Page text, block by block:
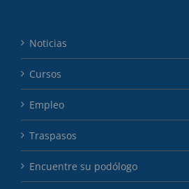
Noticias
Cursos
Empleo
Traspasos
Encuentre su podólogo